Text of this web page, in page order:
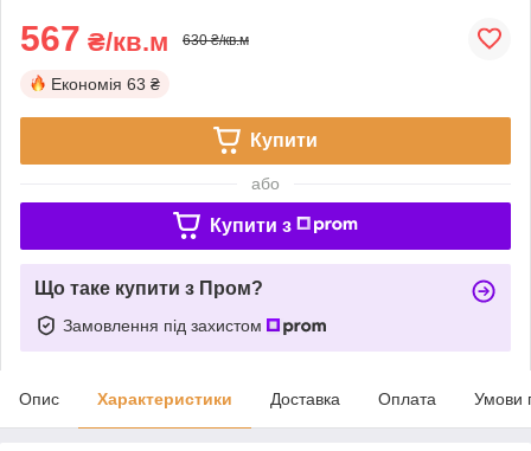
567 ₴/кв.м 630 ₴/кв.м
Економія 63 ₴
Купити
або
Купити з
Що таке купити з Пром?
Замовлення під захистом
Опис Характеристики Доставка Оплата Умови